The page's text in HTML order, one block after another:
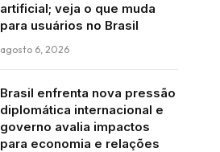
artificial; veja o que muda
para usuários no Brasil
agosto 6, 2026
Brasil enfrenta nova pressão
diplomática internacional e
governo avalia impactos
para economia e relações